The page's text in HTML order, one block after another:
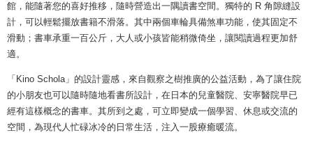
館，能隨著您的喜好推移，隨時營造出一隅讀書空間。獨特的 R 角隙縫設
計，可以輕鬆擺放書籍不滑落。其中兩個車輪具備煞車功能，使其固定不
滑動；書車承重一百公斤，大人或小孩皆能稍微倚坐，讓閱讀過程更加舒
適。
「Kino Schola」的設計靈感，來自觀察之樹推廣的公益活動，為了讓住院
的小朋友也可以隨時隨地看書所設計，在日本的兒童醫院、安寧醫院早已
經有這樣概念的書車。其所到之處，可立即變成一個學習、休息或交流的
空間，為現代人忙碌冰冷的日常生活，注入一股療癒暖流。